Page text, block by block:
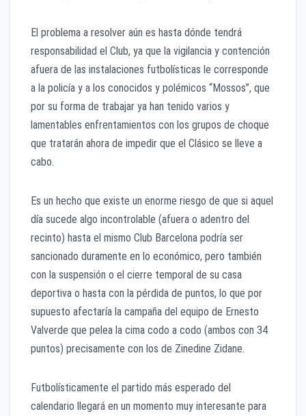
El problema a resolver aún es hasta dónde tendrá
responsabilidad el Club, ya que la vigilancia y contención
afuera de las instalaciones futbolísticas le corresponde
a la policía y a los conocidos y polémicos “Mossos”, que
por su forma de trabajar ya han tenido varios y
lamentables enfrentamientos con los grupos de choque
que tratarán ahora de impedir que el Clásico se lleve a
cabo.
Es un hecho que existe un enorme riesgo de que si aquel
día sucede algo incontrolable (afuera o adentro del
recinto) hasta el mismo Club Barcelona podría ser
sancionado duramente en lo económico, pero también
con la suspensión o el cierre temporal de su casa
deportiva o hasta con la pérdida de puntos, lo que por
supuesto afectaría la campaña del equipo de Ernesto
Valverde que pelea la cima codo a codo (ambos con 34
puntos) precisamente con los de Zinedine Zidane.
Futbolísticamente el partido más esperado del
calendario llegará en un momento muy interesante para